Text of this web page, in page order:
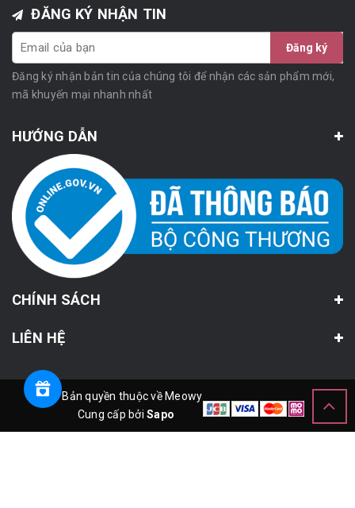
ĐĂNG KÝ NHẬN TIN
Đăng ký
Đăng ký nhận bản tin của chúng tôi để nhận các sản phẩm mới,
mã khuyến mại nhanh nhất
HƯỚNG DẪN
CHÍNH SÁCH
LIÊN HỆ
© Bản quyền thuộc về Meowy
Cung cấp bởiSapo